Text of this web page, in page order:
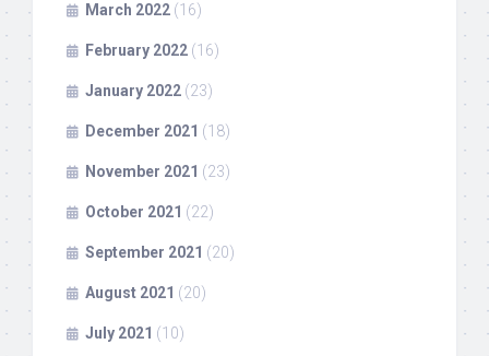
March 2022 (16)
February 2022 (16)
January 2022 (23)
December 2021 (18)
November 2021 (23)
October 2021 (22)
September 2021 (20)
August 2021 (20)
July 2021 (10)